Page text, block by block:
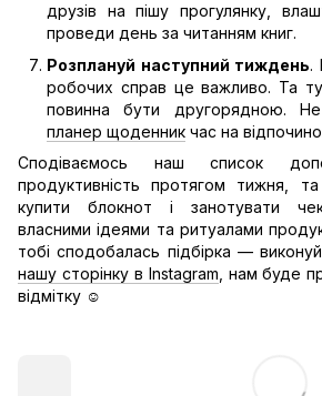
друзів на пішу прогулянку,
проведи день за читанням книг.
Розплануй наступний тиждень.
робочих справ це важливо. Та
повинна бути другорядною.
планер щоденник час на
Сподіваємось наш список
продуктивність протягом тижня,
купити блокнот і занотувати
власними ідеями та ритуалами
тобі сподобалась підбірка —
нашу сторінку в Instagram , нам буде
відмітку ☺️